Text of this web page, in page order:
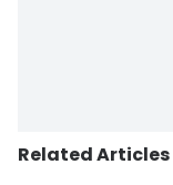
Related Articles